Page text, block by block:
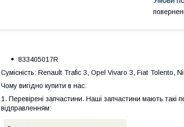
833405017R
Сумісність: Renault Trafic 3, Opel Vivaro 3, Fiat Tolento,
Чому вигідно купити в нас:
1. Перевірені запчастини. Наші запчастини мають такі
відправленням: